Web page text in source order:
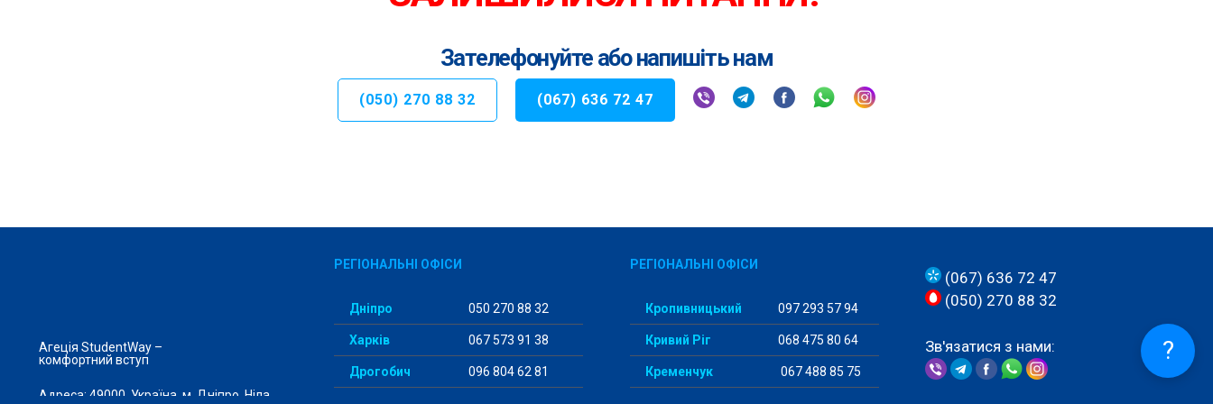
Зателефонуйте або напишіть нам
(050) 270 88 32 (067) 636 72 47
Агеція StudentWay –
комфортний вступ
Адреса: 49000, Україна, м. Дніпро, Ніла
РЕГІОНАЛЬНІ ОФІСИ
Дніпро 050 270 88 32
Харків 067 573 91 38
Дрогобич 096 804 62 81
РЕГІОНАЛЬНІ ОФІСИ
Кропивницький 097 293 57 94
Кривий Ріг 068 475 80 64
Кременчук 067 488 85 75
(067) 636 72 47
(050) 270 88 32
Зв'язатися з нами: ?